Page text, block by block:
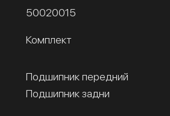
50020015
Комплект
Подшипник передний
Подшипник задни